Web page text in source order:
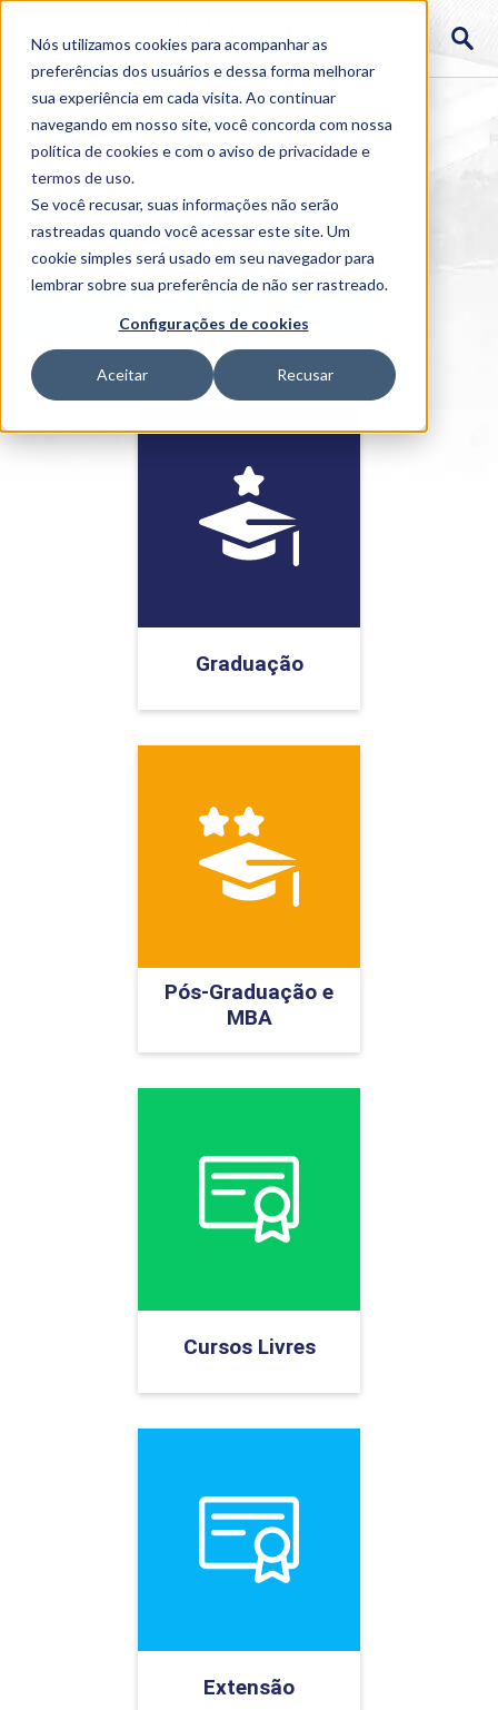
Nós utilizamos cookies para acompanhar as
preferências dos usuários e dessa forma melhorar
sua experiência em cada visita. Ao continuar
navegando em nosso site, você concorda com nossa
política de cookies e com o aviso deprivacidade e
termos de uso.
Se você recusar, suas informações não serão
rastreadas quando você acessar este site. Um
cookie simples será usado em seu navegador para
lembrar sobre sua preferência de não ser rastreado.
Configurações de cookies
Aceitar Recusar
Home > Cursos >EAD
Graduação
Pós-Graduação e
MBA
Cursos Livres
Extensão